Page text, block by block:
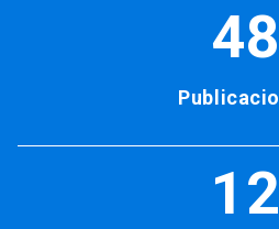
48
12